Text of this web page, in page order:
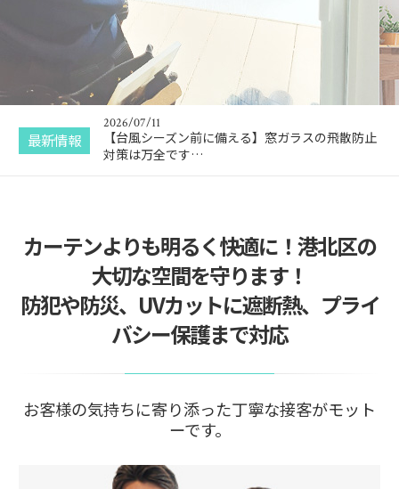
最新情報
2026/08/08
個人情報を知られてしまったら家も狙われる？住
宅の防犯対策｜…
2026/07/11
【台風シーズン前に備える】窓ガラスの飛散防止
対策は万全です…
2026/07/10
【10年以上前の飛散防止フィルムは要注意】貼り
換えで地震対策…
2026年の猛暑対策｜窓ガラスフィルムでエアコ
ン代はどれくらい…
2026/08/08
個人情報を知られてしまったら家も狙われる？住
宅の防犯対策｜…
カーテンよりも明るく快適に！港北区の
大切な空間を守ります！
防犯や防災、UVカットに遮断熱、プライ
バシー保護まで対応
お客様の気持ちに寄り添った丁寧な接客がモット
ーです。